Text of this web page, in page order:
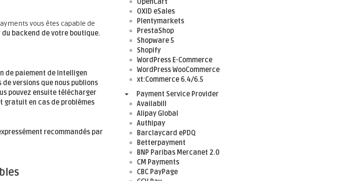
vous êtes capable de
backend de votre boutique.
de paiement de Intelligen
versions que nous publions
pouvez ensuite télécharger
gratuit en cas de problèmes
recommandés par
OpenCart
OXID eSales
Plentymarkets
PrestaShop
Shopware 5
Shopify
WordPress E-Commerce
WordPress WooCommerce
xt:Commerce 6.4/6.5
Payment Service Provider
Availabill
Alipay Global
Authipay
Barclaycard ePDQ
Betterpayment
BNP Paribas Mercanet 2.0
CM Payments
CBC PayPage